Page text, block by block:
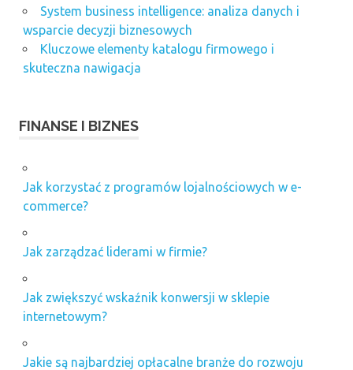
System business intelligence: analiza danych i
wsparcie decyzji biznesowych
Kluczowe elementy katalogu firmowego i
skuteczna nawigacja
FINANSE I BIZNES
Jak korzystać z programów lojalnościowych w e-
commerce?
Jak zarządzać liderami w firmie?
Jak zwiększyć wskaźnik konwersji w sklepie
internetowym?
Jakie są najbardziej opłacalne branże do rozwoju